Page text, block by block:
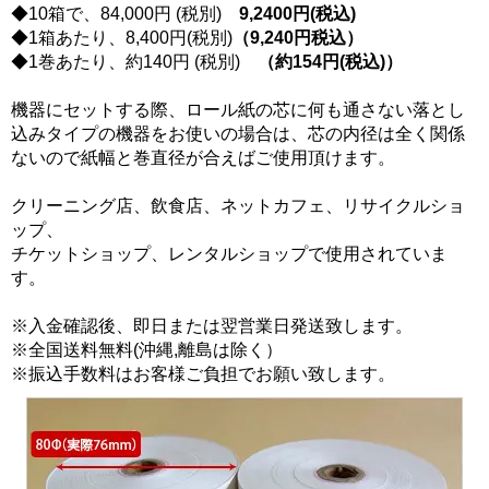
◆10箱で、84,000円 (税別) 9,2400円(税込)
◆1箱あたり、8,400円(税別) （9,240円税込）
◆1巻あたり、約140円 (税別)
（約154円(税込)）
機器にセットする際、ロール紙の芯に何も通さない落とし
込みタイプの機器をお使いの場合は、芯の内径は全く関係
ないので紙幅と巻直径が合えばご使用頂けます。
クリーニング店、飲食店、ネットカフェ、リサイクルショ
ップ、
チケットショップ、レンタルショップで使用されていま
す。
※入金確認後、即日または翌営業日発送致します。
※全国送料無料(沖縄,離島は除く）
※振込手数料はお客様ご負担でお願い致します。